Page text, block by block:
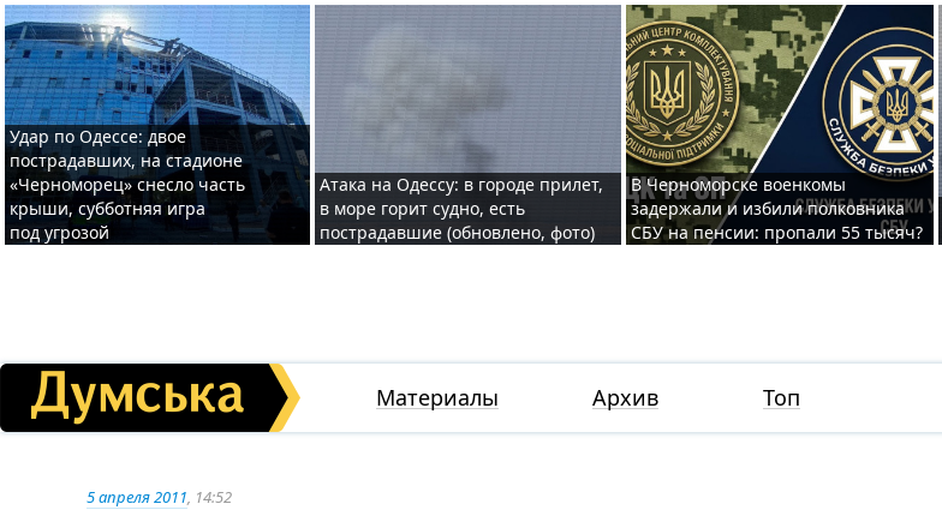
Удар по Одессе: двое
пострадавших, на стадионе
«Черноморец» снесло часть
крыши, субботняя игра
под угрозой
Атака на Одессу: в городе прилет,
в море горит судно, есть
пострадавшие (обновлено, фото)
В Черноморске военкомы
задержали и избили полковника
СБУ на пенсии: пропали 55 тысяч?
Материалы Архив Топ
5 апреля 2011, 14:52